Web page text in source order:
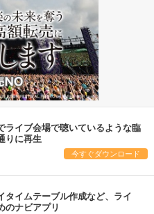
ライブ会場で聴いているような臨
りに再生
今すぐダウンロード
タイムテーブル作成など、ライ
のナビアプリ